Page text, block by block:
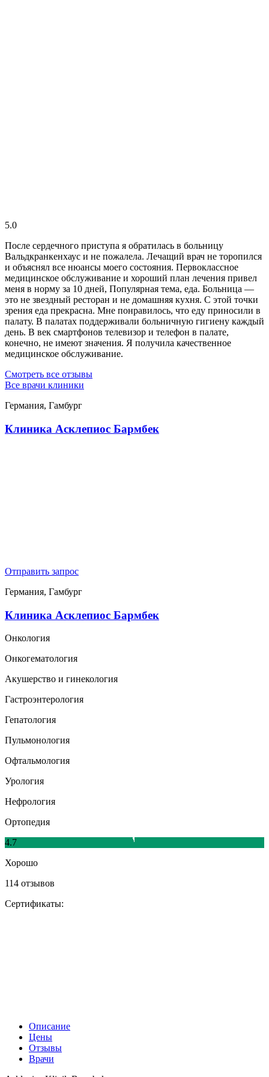
5.0
После сердечного приступа я обратилась в больницу
Вальдкранкенхаус и не пожалела. Лечащий врач не торопился
и объяснял все нюансы моего состояния. Первоклассное
медицинское обслуживание и хороший план лечения привел
меня в норму за 10 дней, Популярная тема, еда. Больница —
это не звездный ресторан и не домашняя кухня. С этой точки
зрения еда прекрасна. Мне понравилось, что еду приносили в
палату. В палатах поддерживали больничную гигиену каждый
день. В век смартфонов телевизор и телефон в палате,
конечно, не имеют значения. Я получила качественное
медицинское обслуживание.
Смотреть все отзывы
Все врачи клиники
Германия, Гамбург
Клиника Асклепиос Бармбек
Отправить запрос
Германия, Гамбург
Клиника Асклепиос Бармбек
Онкология
Онкогематология
Акушерство и гинекология
Гастроэнтерология
Гепатология
Пульмонология
Офтальмология
Урология
Нефрология
Ортопедия
4.7
Хорошо
114 отзывов
Сертификаты:
Описание
Цены
Отзывы
Врачи